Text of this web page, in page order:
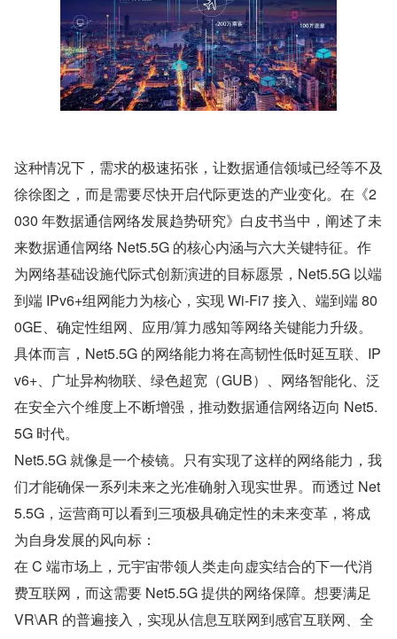
这种情况下，需求的极速拓张，让数据通信领域已经等不及
徐徐图之，而是需要尽快开启代际更迭的产业变化。在《2
030 年数据通信网络发展趋势研究》白皮书当中，阐述了未
来数据通信网络 Net5.5G 的核心内涵与六大关键特征。作
为网络基础设施代际式创新演进的目标愿景，Net5.5G 以端
到端 IPv6+组网能力为核心，实现 Wi-Fi7 接入、端到端 80
0GE、确定性组网、应用/算力感知等网络关键能力升级。
具体而言，Net5.5G 的网络能力将在高韧性低时延互联、IP
v6+、广址异构物联、绿色超宽（GUB）、网络智能化、泛
在安全六个维度上不断增强，推动数据通信网络迈向 Net5.
5G 时代。
Net5.5G 就像是一个棱镜。只有实现了这样的网络能力，我
们才能确保一系列未来之光准确射入现实世界。而透过 Net
5.5G，运营商可以看到三项极具确定性的未来变革，将成
为自身发展的风向标：
在 C 端市场上，元宇宙带领人类走向虚实结合的下一代消
费互联网，而这需要 Net5.5G 提供的网络保障。想要满足
VR\AR 的普遍接入，实现从信息互联网到感官互联网、全